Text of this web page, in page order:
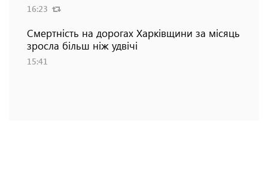
16:23
Смертність на дорогах Харківщини за місяць
зросла більш ніж удвічі
15:41